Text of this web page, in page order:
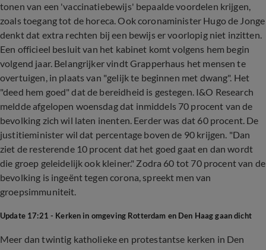
tonen van een 'vaccinatiebewijs' bepaalde voordelen krijgen,
zoals toegang tot de horeca. Ook coronaminister Hugo de Jonge
denkt dat extra rechten bij een bewijs er voorlopig niet inzitten.
Een officieel besluit van het kabinet komt volgens hem begin
volgend jaar. Belangrijker vindt Grapperhaus het mensen te
overtuigen, in plaats van "gelijk te beginnen met dwang". Het
"deed hem goed" dat de bereidheid is gestegen. I&O Research
meldde afgelopen woensdag dat inmiddels 70 procent van de
bevolking zich wil laten inenten. Eerder was dat 60 procent. De
justitieminister wil dat percentage boven de 90 krijgen. "Dan
ziet de resterende 10 procent dat het goed gaat en dan wordt
die groep geleidelijk ook kleiner." Zodra 60 tot 70 procent van de
bevolking is ingeënt tegen corona, spreekt men van
groepsimmuniteit.
Update 17:21 - Kerken in omgeving Rotterdam en Den Haag gaan dicht
Meer dan twintig katholieke en protestantse kerken in Den